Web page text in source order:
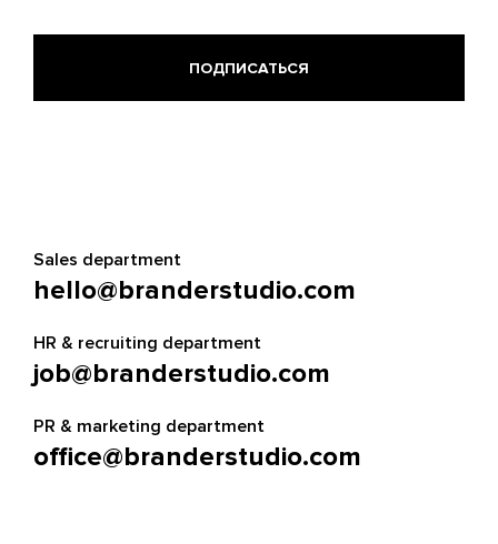
Sales department
hello@branderstudio.com
HR & recruiting department
job@branderstudio.com
PR & marketing department
office@branderstudio.com